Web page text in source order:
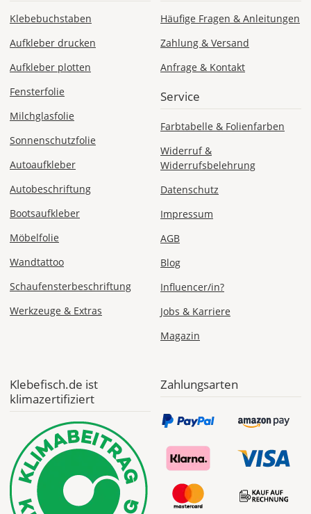
Klebebuchstaben
Aufkleber drucken
Aufkleber plotten
Fensterfolie
Milchglasfolie
Sonnenschutzfolie
Autoaufkleber
Autobeschriftung
Bootsaufkleber
Möbelfolie
Wandtattoo
Schaufensterbeschriftung
Werkzeuge & Extras
Häufige Fragen & Anleitungen
Zahlung & Versand
Anfrage & Kontakt
Service
Farbtabelle & Folienfarben
Widerruf &
Widerrufsbelehrung
Datenschutz
Impressum
AGB
Blog
Influencer/in?
Jobs & Karriere
Magazin
Klebefisch.de ist
klimazertifiziert
Zahlungsarten